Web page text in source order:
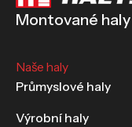
Montované
Naše haly
Průmyslové haly
Výrobní haly